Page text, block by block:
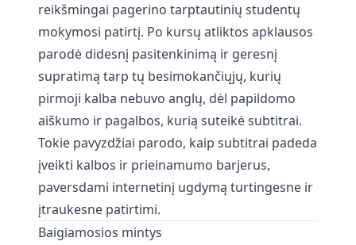
reikšmingai pagerino tarptautinių studentų
mokymosi patirtį. Po kursų atliktos apklausos
parodė didesnį pasitenkinimą ir geresnį
supratimą tarp tų besimokančiųjų, kurių
pirmoji kalba nebuvo anglų, dėl papildomo
aiškumo ir pagalbos, kurią suteikė subtitrai.
Tokie pavyzdžiai parodo, kaip subtitrai padeda
įveikti kalbos ir prieinamumo barjerus,
paversdami internetinį ugdymą turtingesne ir
įtraukesne patirtimi.
Baigiamosios mintys